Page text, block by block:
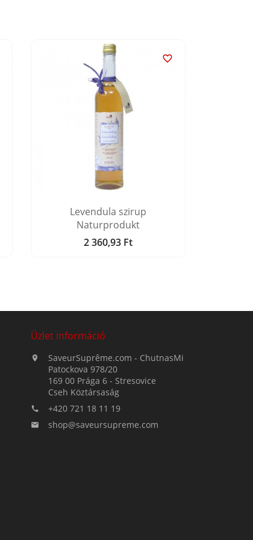

Levendula szirup
Naturprodukt
Ár
2 360,93 Ft
Üzlet információ

SaveurSuprême.com - ChutnasMi
Patockova 978/20
169 00 Prága 6 - Stresovice
Cseh Köztársaság
 +420 721 18 11 19
 shop@saveursupreme.com